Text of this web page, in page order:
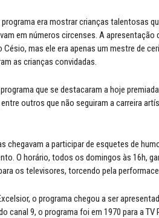
era mostrar crianças talentosas
em números circenses. A
Césio, mas ele era apenas um mestre de
as crianças convidadas.
que se destacaram a hoje
entre outros que não seguiram a carreira
chegavam a participar de esquetes de
O horário, todos os domingos às 16h,
os televisores, torcendo pela
o programa chegou a ser
canal 9, o programa foi em 1970 para a